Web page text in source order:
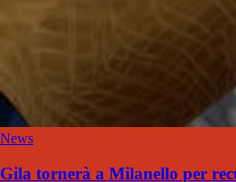
News
Gila tornerà a Milanello per